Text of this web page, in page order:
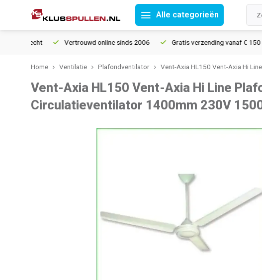
Alle categorieën
Vertrouwd online sinds 2006 Gratis verzending vanaf € 150
Home Ventilatie Plafondventilator Vent-Axia HL150 Vent-Axia Hi
Vent-Axia HL150 Vent-Axia Hi Line
Circulatieventilator 1400mm 230V